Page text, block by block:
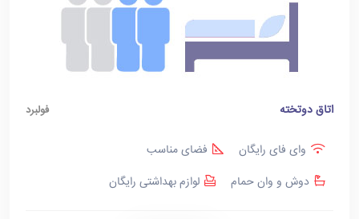
اتاق دوتخته فولبرد
وای فای رایگان
فضای مناسب
دوش و وان حمام
لوازم بهداشتی رایگان